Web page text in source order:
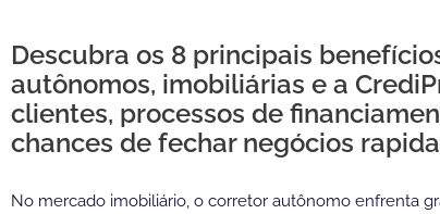
Descubra os 8 principais
autônomos, imobiliárias e a
clientes, processos de
chances de fechar negócios
No mercado imobiliário, o corretor autônomo enfrenta